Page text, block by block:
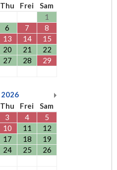
Thu Frei
Sam
1
6 7
8
13 14
15
20 21
22
27 28
29
2026
Thu Frei
Sam
3 4
5
10 11
12
17 18
19
24 25
26